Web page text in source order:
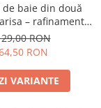
de baie din două
– rafinament
și confort de vară
RON
RON
VARIANTE